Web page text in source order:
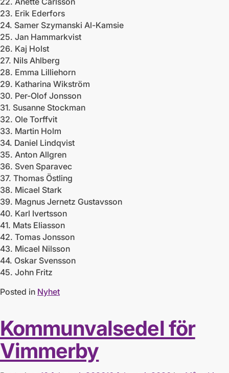
23. Erik Ederfors
24. Samer Szymanski Al-Kamsie
25. Jan Hammarkvist
26. Kaj Holst
27. Nils Ahlberg
28. Emma Lilliehorn
29. Katharina Wikström
30. Per-Olof Jonsson
31. Susanne Stockman
32. Ole Torffvit
33. Martin Holm
34. Daniel Lindqvist
35. Anton Allgren
36. Sven Sparavec
37. Thomas Östling
38. Micael Stark
39. Magnus Jernetz Gustavsson
40. Karl Ivertsson
41. Mats Eliasson
42. Tomas Jonsson
43. Micael Nilsson
44. Oskar Svensson
45. John Fritz
Posted in Nyhet
Kommunvalsedel för
Vimmerby